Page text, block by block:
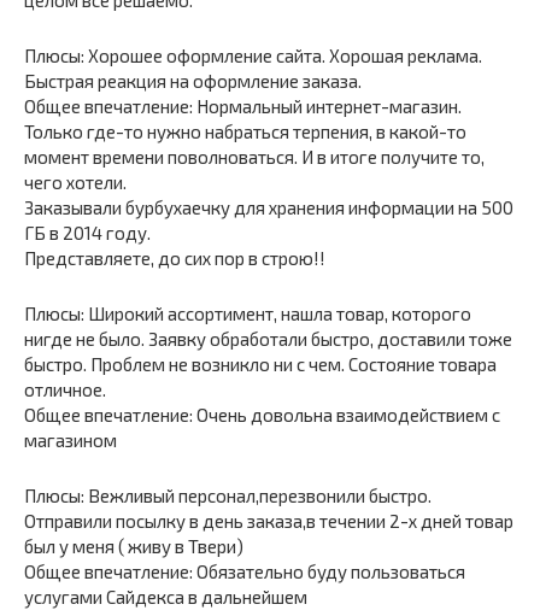
Плюсы: Хорошее оформление сайта. Хорошая реклама.
Быстрая реакция на оформление заказа.
Общее впечатление: Нормальный интернет-магазин.
Только где-то нужно набраться терпения, в какой-то
момент времени поволноваться. И в итоге получите то,
чего хотели.
Заказывали бурбухаечку для хранения информации на 500
ГБ в 2014 году.
Представляете, до сих пор в строю!!
Плюсы: Широкий ассортимент, нашла товар, которого
нигде не было. Заявку обработали быстро, доставили тоже
быстро. Проблем не возникло ни с чем. Состояние товара
отличное.
Общее впечатление: Очень довольна взаимодействием с
магазином
Плюсы: Вежливый персонал,перезвонили быстро.
Отправили посылку в день заказа,в течении 2-х дней товар
был у меня ( живу в Твери)
Общее впечатление: Обязательно буду пользоваться
услугами Сайдекса в дальнейшем